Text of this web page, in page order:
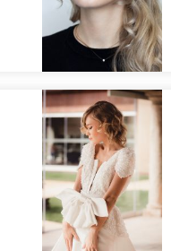
Maquillaje Beauty para